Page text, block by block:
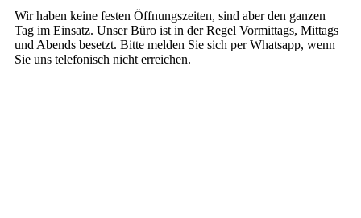
Wir haben keine festen Öffnungszeiten, sind aber den ganzen
Tag im Einsatz. Unser Büro ist in der Regel Vormittags, Mittags
und Abends besetzt. Bitte melden Sie sich per Whatsapp, wenn
Sie uns telefonisch nicht erreichen.